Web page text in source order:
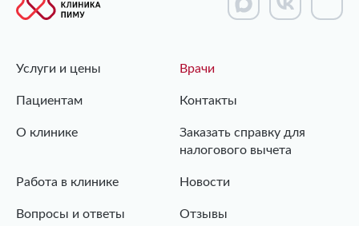
Услуги и цены Врачи
Пациентам Контакты
О клинике
Заказать справку для
налогового вычета
Работа в клинике Новости
Вопросы и ответы Отзывы